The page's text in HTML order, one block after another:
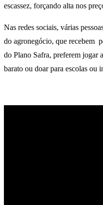
escassez, forçando alta nos
Nas redes sociais, várias
do agronegócio, que recebem
do Plano Safra, preferem jogar
barato ou doar para escolas ou